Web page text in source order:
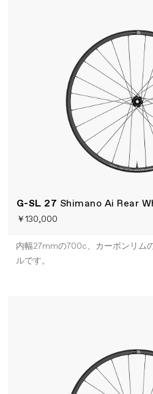
G-SL 27 Shimano Ai Rear
￥130,000
内幅27mmの700c、カーボンリム
ルです。